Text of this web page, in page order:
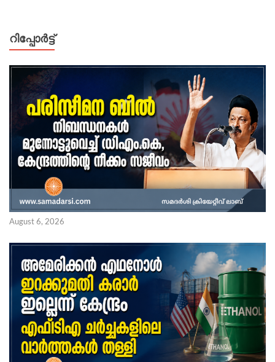
റിപ്പോര്‍ട്ട്
August 6, 2026